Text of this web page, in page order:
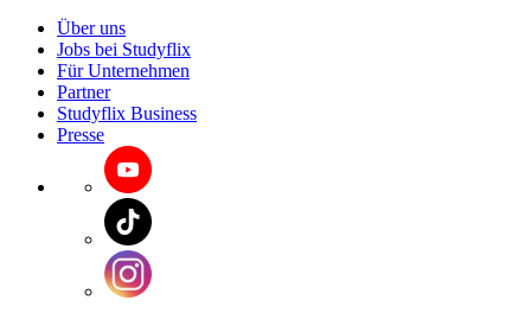
Über uns
Jobs bei Studyflix
Für Unternehmen
Partner
Studyflix Business
Presse